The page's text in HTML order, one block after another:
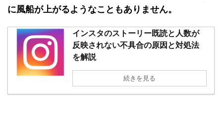
に風船が上がるようなこともありません。
インスタのストーリー既読と人数が
反映されない不具合の原因と対処法
を解説
続きを見る